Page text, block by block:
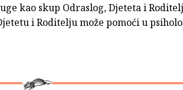
kao skup Odraslog, Djeteta i
i Roditelju može pomoći u